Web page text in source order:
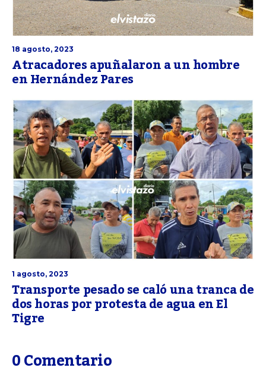
18 agosto, 2023
Atracadores apuñalaron a un hombre
en Hernández Pares
1 agosto, 2023
Transporte pesado se caló una tranca de
dos horas por protesta de agua en El
Tigre
0 Comentario